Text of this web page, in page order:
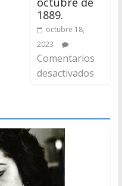
1889.
octubre 18,
2023
Comentarios
desactivados